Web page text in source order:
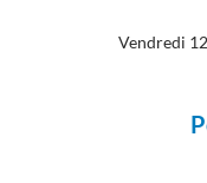
Vendredi